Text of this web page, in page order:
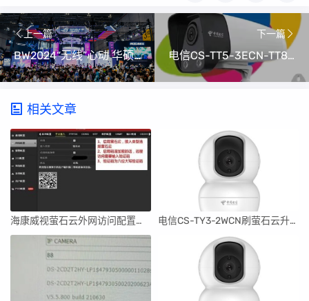
上一篇
BW2024“无线”心动 华硕主板带来BTF2.0新战力
下一篇
电信CS-TT5-3ECN-TT8刷萤石云升级固件
相关文章
海康威视萤石云外网访问配置操作指南 电信CS-TY3-2WCN刷萤石云升级编程器固件